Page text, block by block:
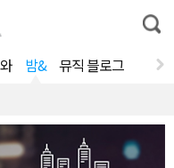
통
합
밤& 뮤직 블로그